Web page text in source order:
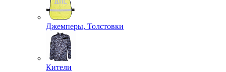
Джемперы, Толстовки
Кители